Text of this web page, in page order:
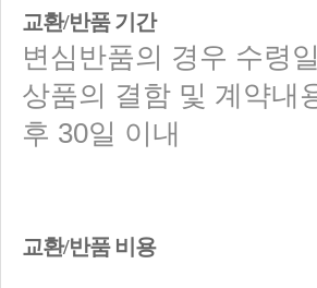
교환/반품 기간
변심반품의 경우 수령
상품의 결함 및 계약내
후 30일 이내
교환/반품 비용